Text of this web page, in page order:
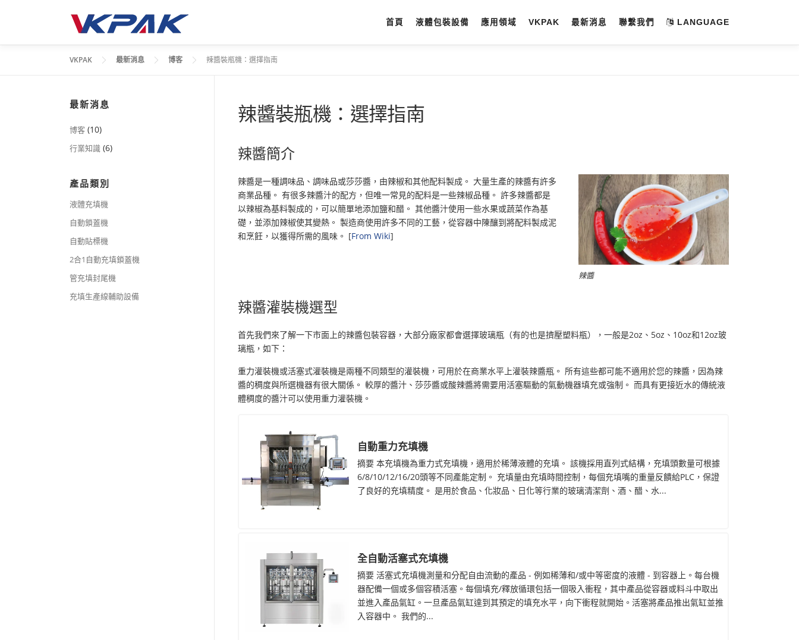
要
首頁 液體包裝設備 應用領域 VKPAK 最新消息 聯繫我們 LANGUAGE
VKPAK 最新消息 博客 辣醬裝瓶機：選擇指南
辣醬裝瓶機：選擇指南
辣醬簡介
辣醬是一種調味品、調味品或莎莎醬，由辣椒和其他配料製成。 大量生產的辣醬有許多
商業品種。 有很多辣醬汁的配方，但唯一常見的配料是一些辣椒品種。 許多辣醬都是
以辣椒為基料製成的，可以簡單地添加鹽和醋。 其他醬汁使用一些水果或蔬菜作為基
礎，並添加辣椒使其變熱。 製造商使用許多不同的工藝，從容器中陳釀到將配料製成泥
和烹飪，以獲得所需的風味。 [From Wiki]
辣醬
辣醬灌裝機選型
首先我們來了解一下市面上的辣醬包裝容器，大部分廠家都會選擇玻璃瓶（有的也是擠壓塑料瓶），一般是2oz、5oz、10oz和12oz玻
璃瓶，如下：
重力灌裝機或活塞式灌裝機是兩種不同類型的灌裝機，可用於在商業水平上灌裝辣醬瓶。 所有這些都可能不適用於您的辣醬，因為辣
醬的稠度與所選機器有很大關係。 較厚的醬汁、莎莎醬或酸辣醬將需要用活塞驅動的氣動機器填充或強制。 而具有更接近水的傳統液
體稠度的醬汁可以使用重力灌裝機。
自動重力充填機
摘要 本充填機為重力式充填機，適用於稀薄液體的充填。 該機採用直列式結構，充填頭數量可根據
6/8/10/12/16/20頭等不同產能定制。 充填量由充填時間控制，每個充填嘴的重量反饋給PLC，保證
了良好的充填精度。 是用於食品、化妝品、日化等行業的玻璃清潔劑、酒、醋、水...
全自動活塞式充填機
摘要 活塞式充填機測量和分配自由流動的產品 - 例如稀薄和/或中等密度的液體 - 到容器上。每台機
器配備一個或多個容積活塞。每個填充/釋放循環包括一個吸入衝程，其中產品從容器或料斗中取出
並進入產品氣缸。一旦產品氣缸達到其預定的填充水平，向下衝程就開始。活塞將產品推出氣缸並推
入容器中。 我們的...
最新消息
博客 (10)
行業知識 (6)
產品類別
液體充填機
自動鎖蓋機
自動貼標機
2合1自動充填鎖蓋機
管充填封尾機
充填生產線輔助設備